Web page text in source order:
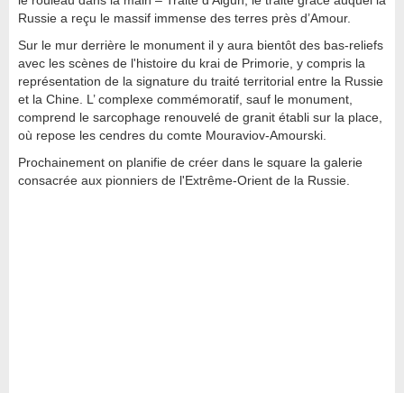
Russie a reçu le massif immense des terres près d’Amour.
Sur le mur derrière le monument il y aura bientôt des bas-reliefs
avec les scènes de l'histoire du krai de Primorie, y compris la
représentation de la signature du traité territorial entre la Russie
et la Chine. L’ complexe commémoratif, sauf le monument,
comprend le sarcophage renouvelé de granit établi sur la place,
où repose les cendres du comte Mouraviov-Amourski.
Prochainement on planifie de créer dans le square la galerie
consacrée aux pionniers de l'Extrême-Orient de la Russie.